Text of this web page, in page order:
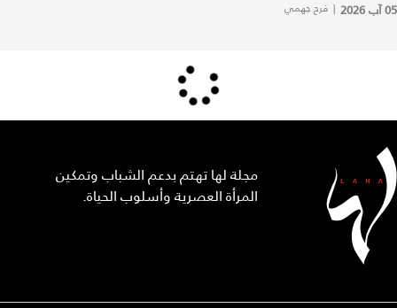
05 آب 2026 | فرح جهمي
مجلة لها تهتم بدعم الشباب وتمكين
المرأة العصرية وأسلوب الحياة.